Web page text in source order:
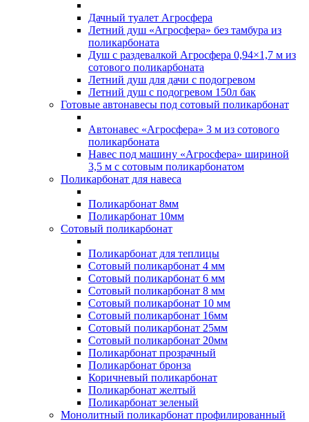
Дачный туалет Агросфера
Летний душ «Агросфера» без тамбура из
поликарбоната
Душ с раздевалкой Агросфера 0,94×1,7 м из
сотового поликарбоната
Летний душ для дачи с подогревом
Летний душ с подогревом 150л бак
Готовые автонавесы под сотовый поликарбонат
Автонавес «Агросфера» 3 м из сотового
поликарбоната
Навес под машину «Агросфера» шириной
3,5 м с сотовым поликарбонатом
Поликарбонат для навеса
Поликарбонат 8мм
Поликарбонат 10мм
Сотовый поликарбонат
Поликарбонат для теплицы
Сотовый поликарбонат 4 мм
Сотовый поликарбонат 6 мм
Сотовый поликарбонат 8 мм
Сотовый поликарбонат 10 мм
Сотовый поликарбонат 16мм
Сотовый поликарбонат 25мм
Сотовый поликарбонат 20мм
Поликарбонат прозрачный
Поликарбонат бронза
Коричневый поликарбонат
Поликарбонат желтый
Поликарбонат зеленый
Монолитный поликарбонат профилированный